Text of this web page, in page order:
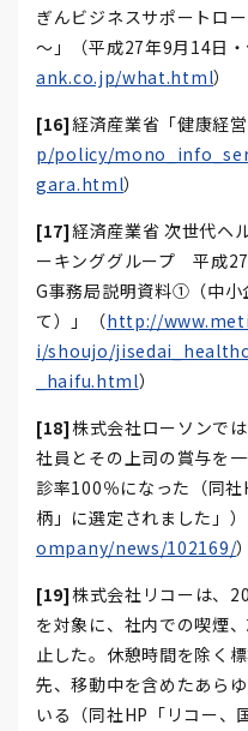
ぎんビジネスサポートロ
～」（平成27年9月14日
ank.co.jp/what.html）
[16]経済産業省「健康経
p/policy/
gara.html）
[17]経済産業省 次世代ヘ
ーキンググループ 平成
G事務局説明資料①（中小
て）」（http://
i/shoujo/
_haifu.html）
[18]株式会社ローソンで
社員とその上司の賞与を
診率100％になった（同
柄」に選定されました」
ompany/news/102169/）
[19]株式会社リコーは、
を対象に、社内での喫煙
止した。休憩時間を除く
先、移動中を含めたあら
いる（同社HP「リコー、